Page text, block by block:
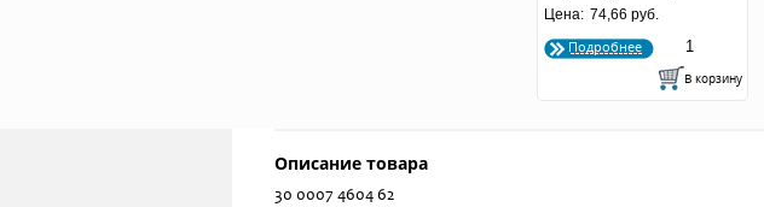
(фр. 10-15 мм)
Цена: 74,66 руб.
Подробнее
Описание товара
30 0007 4604 62